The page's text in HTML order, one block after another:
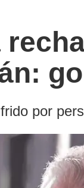
por